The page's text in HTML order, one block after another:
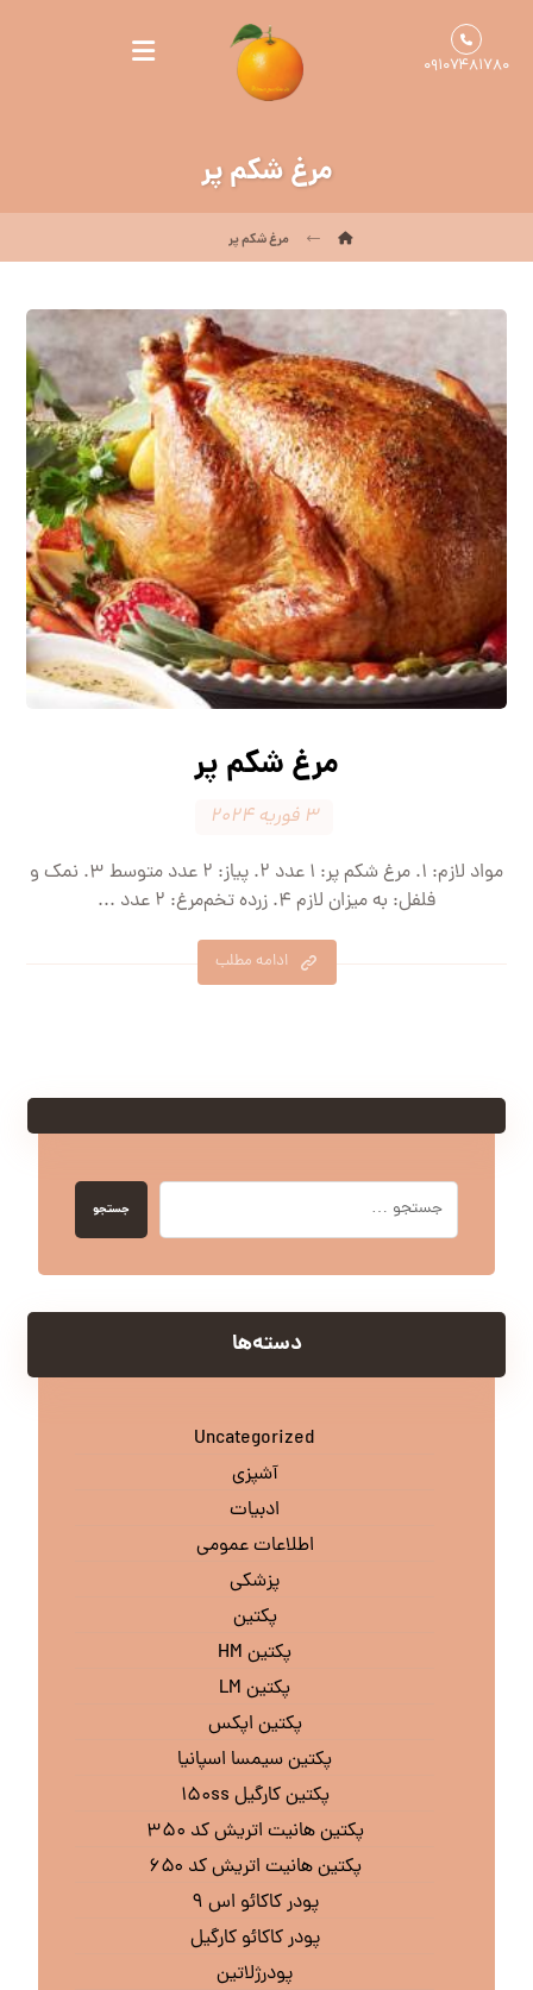
۰۹۱۰۷۴۸۱۷۸۰
مرغ شکم پر
مرغ شکم پر
مرغ شکم پر
۳ فوریه ۲۰۲۴
مواد لازم: ۱. مرغ شکم پر: ۱ عدد ۲. پیاز: ۲ عدد متوسط ۳. نمک و
فلفل: به میزان لازم ۴. زرده تخم‌مرغ: ۲ عدد ...
ادامه مطلب
جستجو
دسته‌ها
Uncategorized
آشپزی
ادبیات
اطلاعات عمومی
پزشکی
پکتین
پکتین HM
پکتین LM
پکتین اپکس
پکتین سیمسا اسپانیا
پکتین کارگیل ۱۵۰ss
پکتین هانیت اتریش کد ۳۵۰
پکتین هانیت اتریش کد ۶۵۰
پودر کاکائو اس ۹
پودر کاکائو کارگیل
پودرژلاتین